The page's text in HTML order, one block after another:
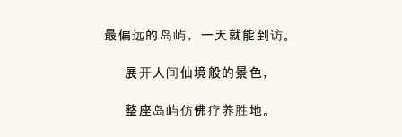
最偏远的岛屿，一天就能到访。
展开人间仙境般的景色，
整座岛屿仿佛疗养胜地。